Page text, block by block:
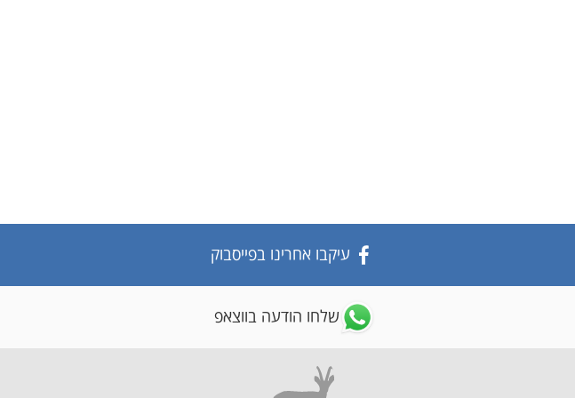
עיקבו אחרינו בפייסבוק
שלחו הודעה בווצאפ